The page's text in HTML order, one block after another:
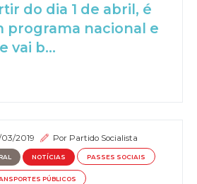
do dia 1 de abril, é
programa nacional e
vai b...
03/2019 Por Partido Socialista
NOTÍCIAS PASSES SOCIAIS
PÚBLICOS